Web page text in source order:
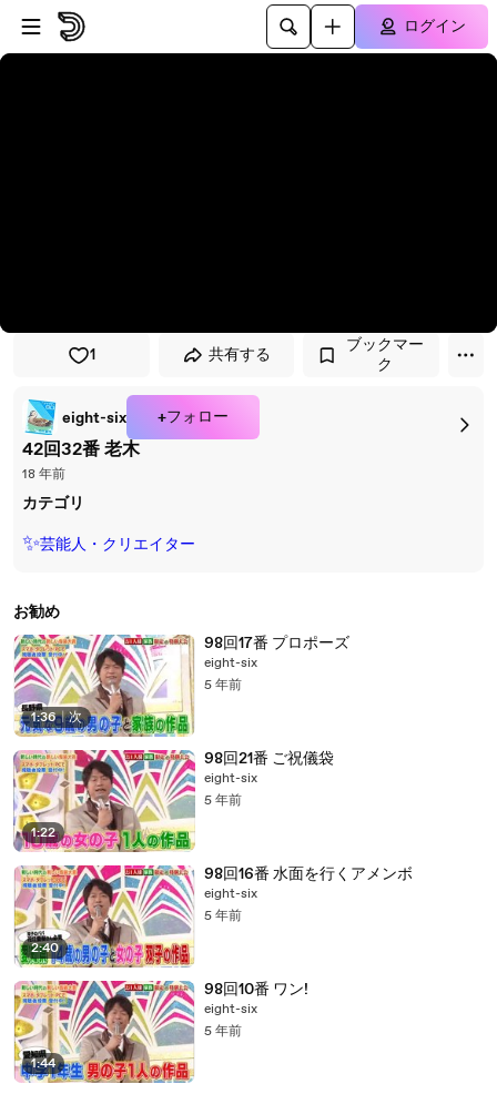
プレイヤーにスキップ
メインコンテンツにスキップ
ログイン
1 共有する
ブックマー
ク
eight-six +フォロー
42回32番 老木
18 年前
カテゴリ
✨芸能人・クリエイター
お勧め
1:36 | 次
98回17番 プロポーズ
eight-six
5 年前
1:22
98回21番 ご祝儀袋
eight-six
5 年前
2:40
98回16番 水面を行くアメンボ
eight-six
5 年前
1:44
98回10番 ワン!
eight-six
5 年前